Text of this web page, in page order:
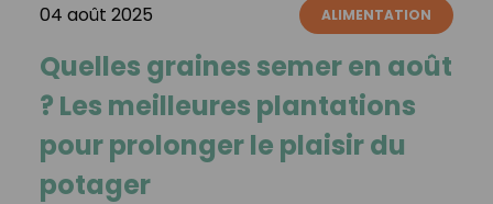
04 août 2025 ALIMENTATION
Quelles graines semer en août
? Les meilleures plantations
pour prolonger le plaisir du
potager